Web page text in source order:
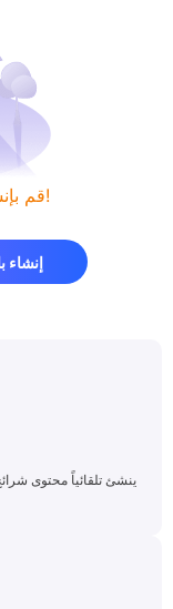
قم بإنشاء أول عرض بوربوينت لك!
إنشاء
ينشئ تلقائياً محتوى